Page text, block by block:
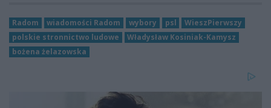
Radom wiadomości Radom wybory psl
WieszPierwszy
polskie stronnictwo ludowe
Władysław Kosiniak-Kamysz
bożena żelazowska